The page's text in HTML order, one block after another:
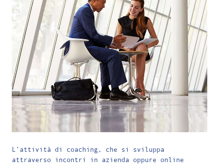
L’attività di coaching, che si sviluppa
attraverso incontri in azienda oppure online